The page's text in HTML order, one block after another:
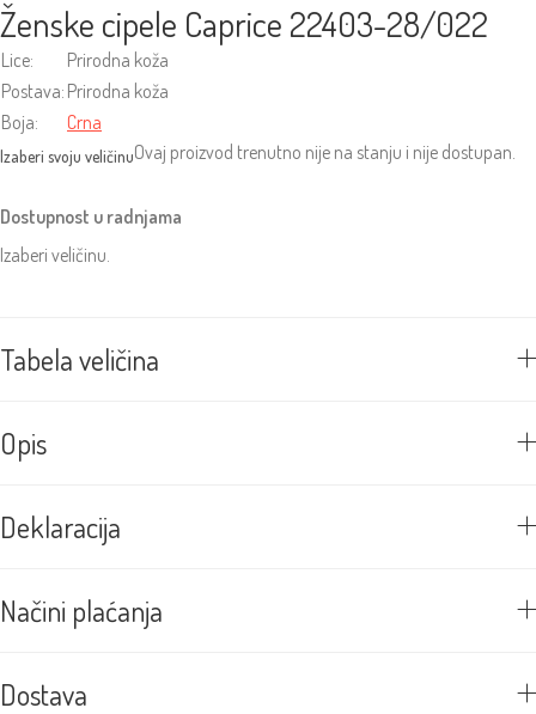
Ženske cipele Caprice 22403-28/022
Lice:
Prirodna koža
Postava: Prirodna koža
Boja:
Crna
Ovaj proizvod trenutno nije na stanju i nije dostupan.
Dostupnost u radnjama
Izaberi veličinu.
Tabela veličina
Opis
Deklaracija
Načini plaćanja
Dostava